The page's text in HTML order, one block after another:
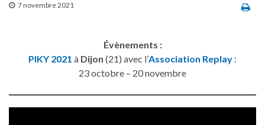
7 novembre 2021
Évènements :
PIKY 2021 à Dijon (21) avec l’Association Replay :
23 octobre – 20 novembre